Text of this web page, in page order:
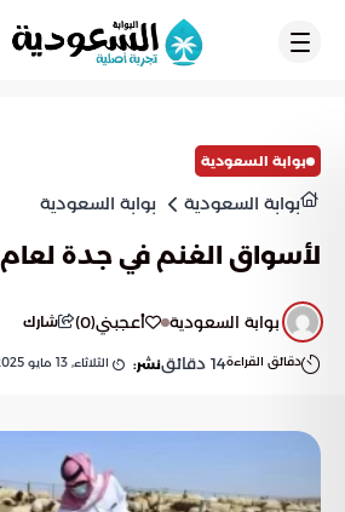
بوابة السعودية
بوابة السعودية بوابة السعودية
لأسواق الغنم في جدة لعام 2025
بوابة السعودية أعجبني(
0
) شارك
دقائق القراءة14 دقائقنشر: الثلاثاء, 13 مايو 2025